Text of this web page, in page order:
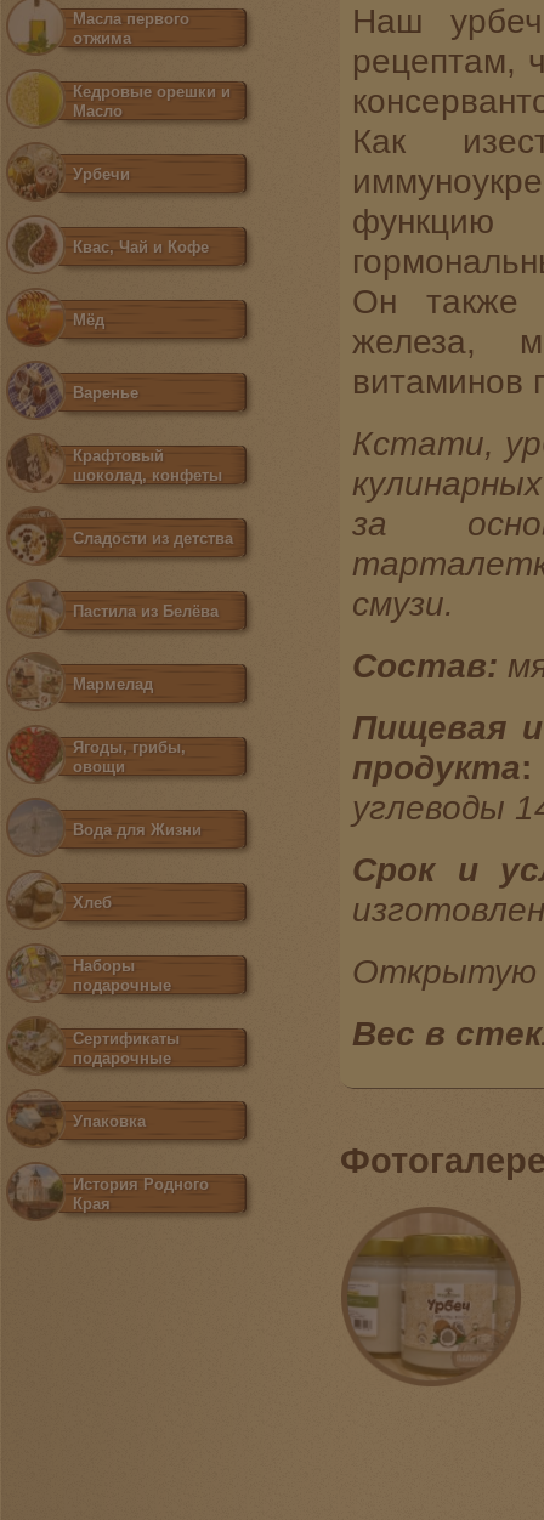
Наш
рецептам,
Как
функцию
Он также
железа,
витаминов
Кстати,
за
смузи.
Состав:
Пищевая
продукта:
углеводы
Срок и
Открытую
Вес в
Масла первого
отжима
Кедровые орешки и
Масло
Урбечи
Квас, Чай и Кофе
Мёд
Варенье
Крафтовый
шоколад, конфеты
Сладости из детства
Пастила из Белёва
Мармелад
Ягоды, грибы,
овощи
Вода для Жизни
Хлеб
Наборы
подарочные
Сертификаты
подарочные
Упаковка
История Родного
Края